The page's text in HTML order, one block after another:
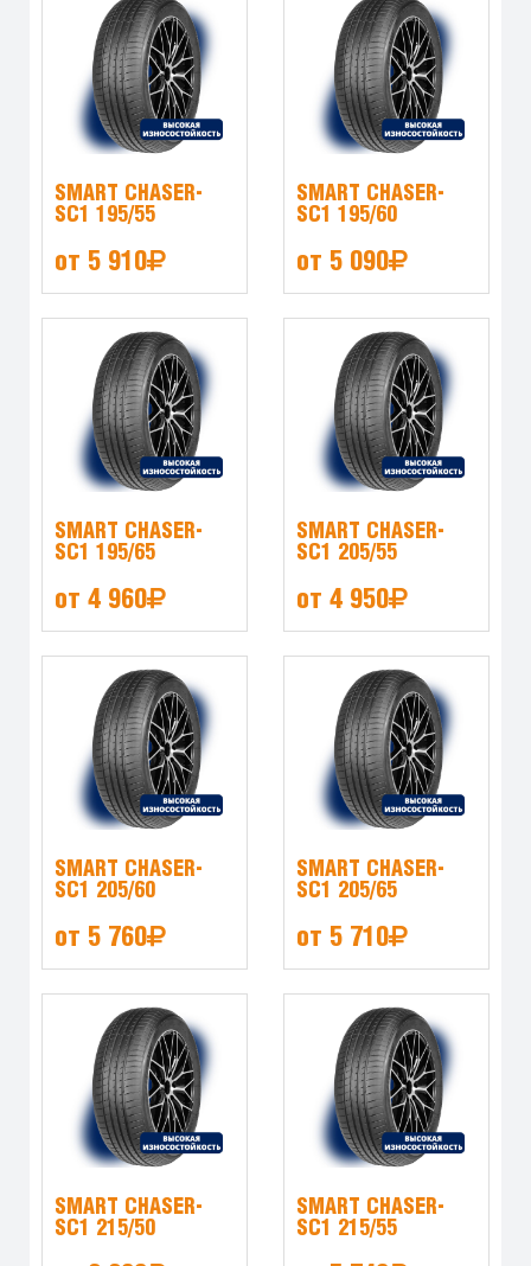
SMART CHASER-
SC1 195/55
от 5 910
SMART CHASER-
SC1 195/60
от 5 090
SMART CHASER-
SC1 195/65
от 4 960
SMART CHASER-
SC1 205/55
от 4 950
SMART CHASER-
SC1 205/60
от 5 760
SMART CHASER-
SC1 205/65
от 5 710
SMART CHASER-
SC1 215/50
SMART CHASER-
SC1 215/55